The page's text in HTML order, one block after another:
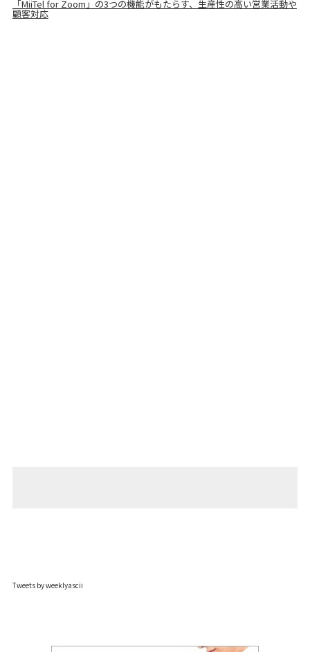
「MiiTel for Zoom」の3つの機能がもたらす、生産性の高い営業活動や
顧客対応
Tweets by weeklyascii